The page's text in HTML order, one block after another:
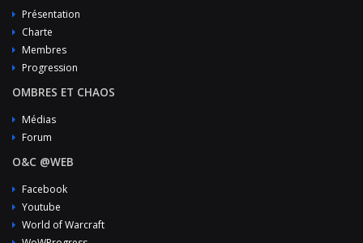
Présentation
Charte
Membres
Progression
OMBRES ET CHAOS
Médias
Forum
O&C @WEB
Facebook
Youtube
World of Warcraft